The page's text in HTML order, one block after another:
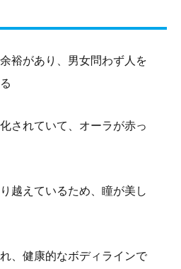
裕があり、男女問わず人を
されていて、オーラが赤っ
越えているため、瞳が美し
、健康的なボディラインで